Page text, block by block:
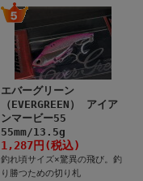
エバーグリーン
（EVERGREEN） アイア
ンマービー55
55mm/13.5g
1,287円(税込)
釣れ頃サイズ×驚異の飛び。釣
り勝つための切り札